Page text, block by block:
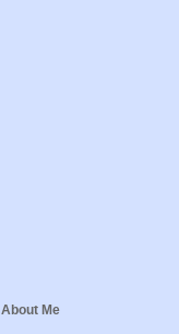
About Me